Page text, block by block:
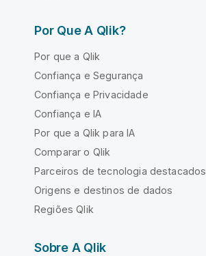
Por Que A Qlik?
Por que a Qlik
Confiança e Segurança
Confiança e Privacidade
Confiança e IA
Por que a Qlik para IA
Comparar o Qlik
Parceiros de tecnologia destacados
Origens e destinos de dados
Regiões Qlik
Sobre A Qlik